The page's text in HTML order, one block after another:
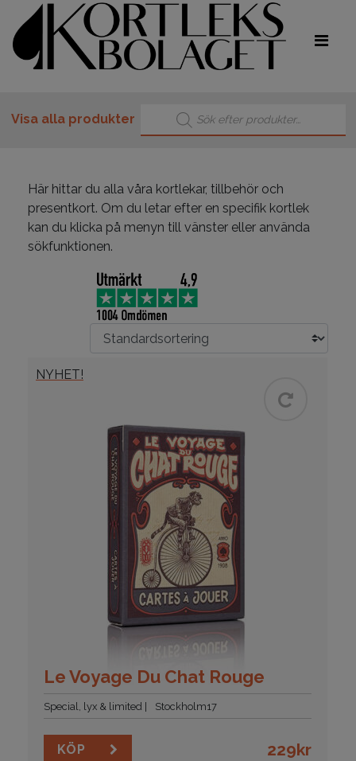
Visa alla produkter
Produktsökning
Här hittar du alla våra kortlekar, tillbehör och
presentkort. Om du letar efter en specifik kortlek
kan du klicka på menyn till vänster eller använda
sökfunktionen.
NYHET!
Le Voyage Du Chat Rouge
Special, lyx & limited Stockholm17
KÖP 229kr